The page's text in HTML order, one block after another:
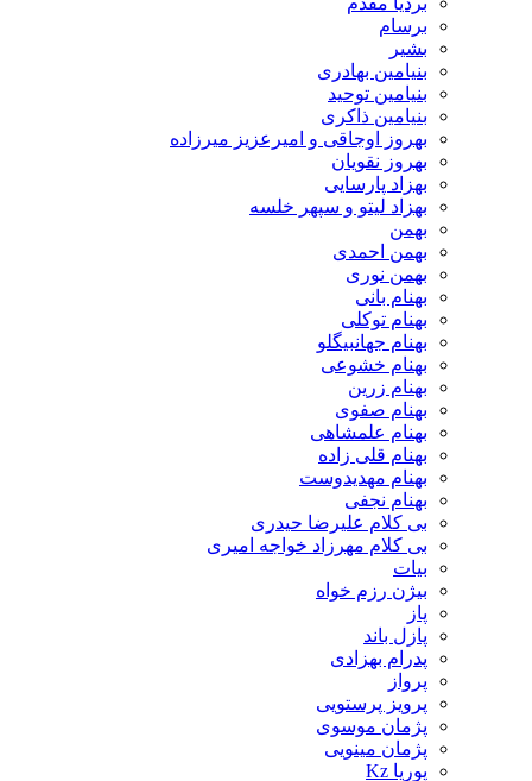
بنیامین بهادری
بنیامین توحید
بنیامین ذاکری
بهروز اوجاقی و امیرعزیز میرزاده
بهروز نقویان
بهزاد پارسایی
بهزاد لیتو و سپهر خلسه
بهمن احمدی
بهمن نوری
بهنام بانی
بهنام توکلی
بهنام جهانبیگلو
بهنام خشوعی
بهنام زرین
بهنام صفوی
بهنام علمشاهی
بهنام قلی زاده
بهنام مهدیدوست
بهنام نجفی
بی کلام علیرضا حیدری
بی کلام مهرزاد خواجه امیری
بیژن رزم خواه
پازل باند
پدرام بهزادی
پرویز پرستویی
پژمان موسوی
پژمان مینویی